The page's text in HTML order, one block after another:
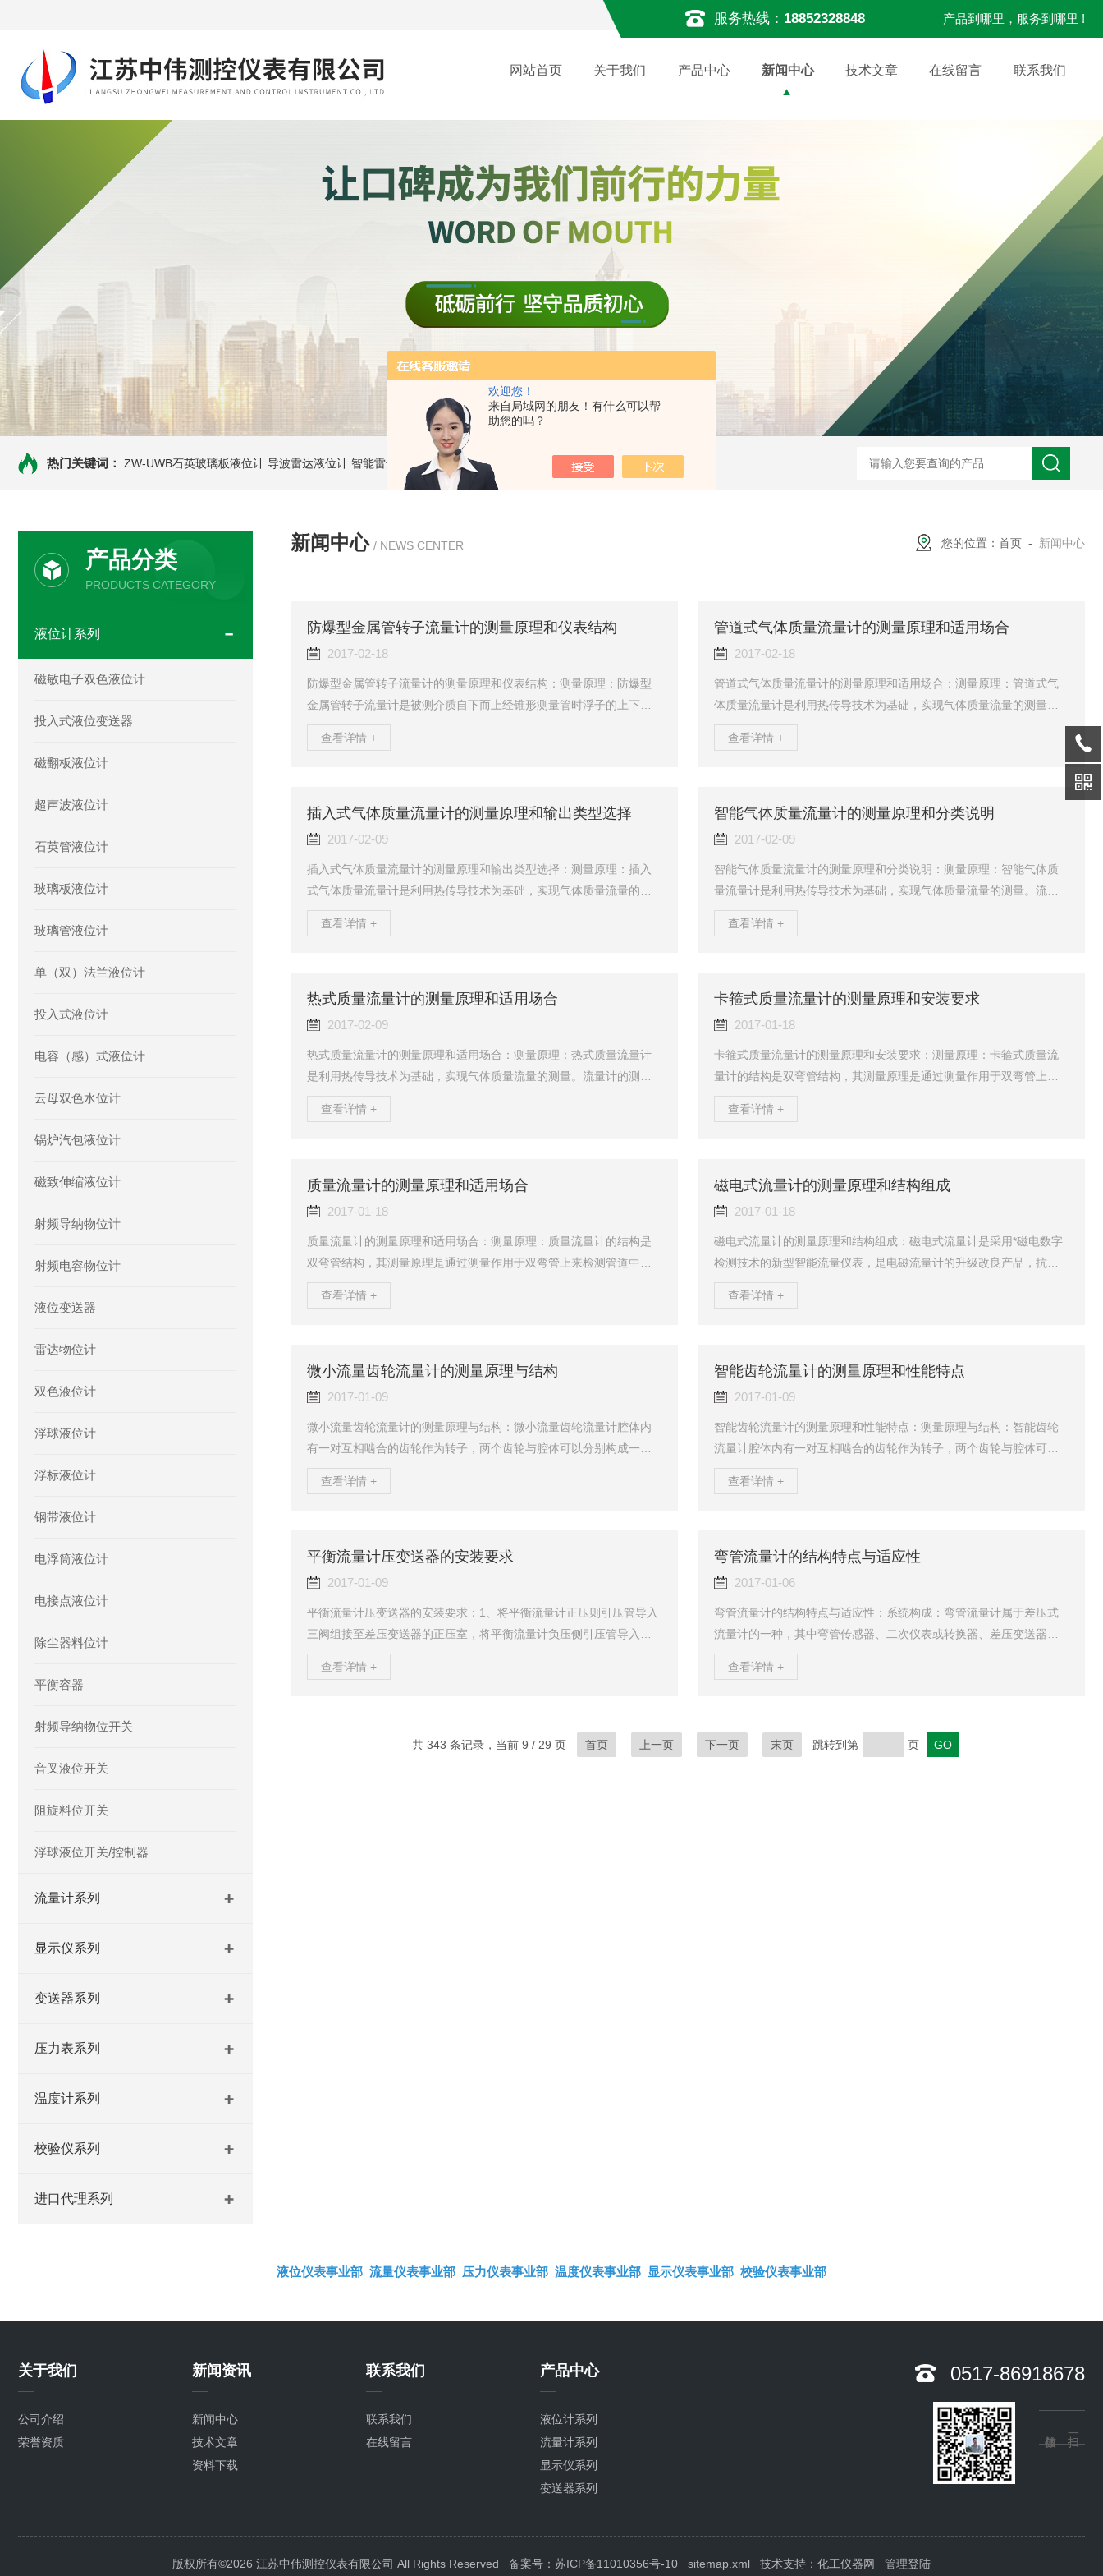
欢迎您！
来自局域网的朋友！有什么可以帮
助您的吗？
服务热线： 18852328848 产品到哪里，服务到哪里 !
网站首页 关于我们 产品中心 新闻中心 技术文章 在线留言 联系我们
热门关键词： ZW-UWB石英玻璃板液位计 导波雷达液位计 智能雷达液位计 ZW-B69X云母双色液水计 ZW1151W卡箍隔膜式压力变送器 ZW2088卫生型压力变送器 ZW2088通用型压力变送器 ZW2088耐高
产品分类
PRODUCTS CATEGORY
液位计系列
磁敏电子双色液位计
投入式液位变送器
磁翻板液位计
超声波液位计
石英管液位计
玻璃板液位计
玻璃管液位计
单（双）法兰液位计
投入式液位计
电容（感）式液位计
云母双色水位计
锅炉汽包液位计
磁致伸缩液位计
射频导纳物位计
射频电容物位计
液位变送器
雷达物位计
双色液位计
浮球液位计
浮标液位计
钢带液位计
电浮筒液位计
电接点液位计
除尘器料位计
平衡容器
射频导纳物位开关
音叉液位开关
阻旋料位开关
浮球液位开关/控制器
流量计系列
显示仪系列
变送器系列
压力表系列
温度计系列
校验仪系列
进口代理系列
新闻中心 / NEWS CENTER 您的位置： 首页 - 新闻中心
防爆型金属管转子流量计的测量原理和仪表结构
2017-02-18
防爆型金属管转子流量计的测量原理和仪表结构：测量原理：防爆型
金属管转子流量计是被测介质自下而上经锥形测量管时浮子的上下端
量，浮子便上升，环隙面积就随之增大，环隙处流体流速立即下降，
低即对应着被测介质流量的大小。浮子内置磁钢，在浮子随介质上下
移动时，磁场随浮子的移动而变化。a、对于就地型，由就地指示器
查看详情 +
管道式气体质量流量计的测量原理和适用场合
2017-02-18
管道式气体质量流量计的测量原理和适用场合：测量原理：管道式气
体质量流量计是利用热传导技术为基础，实现气体质量流量的测量。
中一个通过加热功率P，使其温度升至T1,另一个不加热，用于监测介
带走，T1下降，△T减小。故上述加热功率P、温差△T与质量流量Q之
间将会产生一定的关系。可用下式表示...
查看详情 +
插入式气体质量流量计的测量原理和输出类型选择
2017-02-09
插入式气体质量流量计的测量原理和输出类型选择：测量原理：插入
式气体质量流量计是利用热传导技术为基础，实现气体质量流量的测
中，其中一个通过加热功率P，使其温度升至T1,另一个不加热，用于
热量被带走，T1下降，△T减小。故上述加热功率P、温差△T与质量流
量Q之间将会产生一定的关系。插入式气...
查看详情 +
智能气体质量流量计的测量原理和分类说明
2017-02-09
智能气体质量流量计的测量原理和分类说明：测量原理：智能气体质
量流量计是利用热传导技术为基础，实现气体质量流量的测量。流量
个通过加热功率P，使其温度升至T1,另一个不加热，用于监测介质温
走，T1下降，△T减小。故上述加热功率P、温差△T与质量流量Q之间
将会产生一定的关系。可用下式表示：P...
查看详情 +
热式质量流量计的测量原理和适用场合
2017-02-09
热式质量流量计的测量原理和适用场合：测量原理：热式质量流量计
是利用热传导技术为基础，实现气体质量流量的测量。流量计的测量
热功率P，使其温度升至T1,另一个不加热，用于监测介质温度，设为T
△T减小。故上述加热功率P、温差△T与质量流量Q之间将会产生一定
的关系。可用下式表示：P/ΔT=...
查看详情 +
卡箍式质量流量计的测量原理和安装要求
2017-01-18
卡箍式质量流量计的测量原理和安装要求：测量原理：卡箍式质量流
量计的结构是双弯管结构，其测量原理是通过测量作用于双弯管上来
量流量，如化学反应的物料平衡、热量平衡、配料等，都需要测量流
度，需保证安装的环境要求：1、传感器（一次表）和变送器（二次
表）不得安装在有强磁干扰的区域，否则会影响电路信号，从而影响...
查看详情 +
质量流量计的测量原理和适用场合
2017-01-18
质量流量计的测量原理和适用场合：测量原理：质量流量计的结构是
双弯管结构，其测量原理是通过测量作用于双弯管上来检测管道中的
学反应的物料平衡、热量平衡、配料等，都需要测量流体的质量流
度，同时，它还可以测量体积流量及总量、介质温度、含水率、酒精
的酒精度、混合较均匀的两种液体的浓度、工艺流程中的原料配比
查看详情 +
磁电式流量计的测量原理和结构组成
2017-01-18
磁电式流量计的测量原理和结构组成：磁电式流量计是采用*磁电数字
检测技术的新型智能流量仪表，是电磁流量计的升级改良产品，抗震
成本都优于电磁流量计。它可广泛地应用于石油、化工、冶金、造
传感器内放置一个与被测介质流向垂直的感应发生体，其下游的磁钢
产生强磁场，磁力线穿过管道。当介质流经感应发生体时，在其...
查看详情 +
微小流量齿轮流量计的测量原理与结构
2017-01-09
微小流量齿轮流量计的测量原理与结构：微小流量齿轮流量计腔体内
有一对互相啮合的齿轮作为转子，两个齿轮与腔体可以分别构成一个
标准容积的个数来计量。两个精密配合的齿轮封闭在坚固的腔体内，
一个脉冲。输出的脉冲信号经仪表容积/脉冲（Vm）换算和处理，显示
为满足用户要求的读数。此流量计特别适用于精密、高压、高黏...
查看详情 +
智能齿轮流量计的测量原理和性能特点
2017-01-09
智能齿轮流量计的测量原理和性能特点：测量原理与结构：智能齿轮
流量计腔体内有一对互相啮合的齿轮作为转子，两个齿轮与腔体可以
间内来流通过标准容积的个数来计量。两个精密配合的齿轮封闭在坚
时，检测器产生一个脉冲。输出的脉冲信号经仪表容积/脉冲（Vm）换
算和处理，显示为满足用户要求的读数。此流量计特别适用于精密...
查看详情 +
平衡流量计压变送器的安装要求
2017-01-09
平衡流量计压变送器的安装要求：1、将平衡流量计正压则引压管导入
三阀组接至差压变送器的正压室，将平衡流量计负压侧引压管导入三
置与被测介质有关，为了获得较好的安装效果，应注意考虑下面情
D、正负压两侧引压管内的液柱压头应保持平衡；E、引压管安装在温
查看详情 +
弯管流量计的结构特点与适应性
2017-01-06
弯管流量计的结构特点与适应性：系统构成：弯管流量计属于差压式
流量计的一种，其中弯管传感器、二次仪表或转换器、差压变送器是
或其和温度变送器的组合）可根据测量介质工况条件和实际生产要求
2％，是保证管流量计获得高精度测量结果的基础。弯管流量计的系统
查看详情 +
共 343 条记录，当前 9 / 29 页 首页 上一页 下一页 末页 跳转到第 页
液位仪表事业部 流量仪表事业部 压力仪表事业部 温度仪表事业部 显示仪表事业部 校验仪表事业部
关于我们
公司介绍
荣誉资质
新闻资讯
新闻中心
技术文章
资料下载
联系我们
联系我们
在线留言
产品中心
液位计系列
流量计系列
显示仪系列
变送器系列
温度计系列
校验仪系列
0517-86918678
版权所有©2026 江苏中伟测控仪表有限公司 All Rights Reserved 备案号：苏ICP备11010356号-10 sitemap.xml 技术支持： 化工仪器网 管理登陆